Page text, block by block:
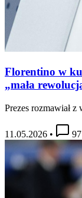
Florentino w
„mała
Prezes rozmawiał
11.05.2026 • 97